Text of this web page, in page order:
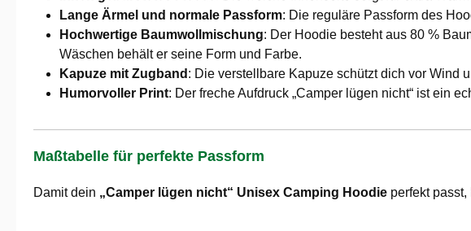
Lange Ärmel und normale Passform: Die reguläre Passform des
Hochwertige Baumwollmischung: Der Hoodie besteht aus 80 %
Wäschen behält er seine Form und Farbe.
Kapuze mit Zugband : Die verstellbare Kapuze schützt dich vor Wind
Humorvoller Print: Der freche Aufdruck „Camper lügen nicht“ ist ein
Maßtabelle für perfekte Passform
Damit dein „Camper lügen nicht“ Unisex Camping Hoodie perfekt